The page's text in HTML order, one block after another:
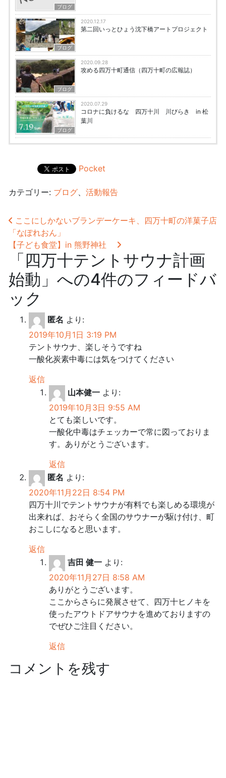
ブログ
ブログ
2020.12.17
第二回いっとひょう沈下橋アートプロジェクト
ブログ
2020.09.28
攻める四万十町通信（四万十町の広報誌）
ブログ
2020.07.29
コロナに負けるな 四万十川 川びらき in 松
葉川
Pocket
カテゴリー: ブログ 活動報告
投稿ナビゲーション
ここにしかないブランデーケーキ、四万十町の洋菓子店
「なぽれおん」
【子ども食堂】in 熊野神社
「四万十テントサウナ計画
始動 」への4件のフィードバ
ック
匿名 より:
2019年10月1日 3:19 PM
テントサウナ、楽しそうですね
一酸化炭素中毒には気をつけてください
返信
山本健一 より:
2019年10月3日 9:55 AM
とても楽しいです。
一酸化中毒はチェッカーで常に図っておりま
す。ありがとうございます。
返信
匿名 より:
2020年11月22日 8:54 PM
四万十川でテントサウナが有料でも楽しめる環境が
出来れば、おそらく全国のサウナーが駆け付け、町
おこしになると思います。
返信
吉田 健一 より:
2020年11月27日 8:58 AM
ありがとうございます。
ここからさらに発展させて、四万十ヒノキを
使ったアウトドアサウナを進めておりますの
でぜひご注目ください。
返信
コメントを残す